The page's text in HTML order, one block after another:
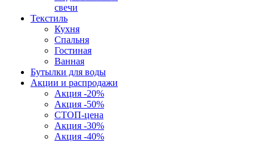
свечи
Текстиль
Кухня
Спальня
Гостиная
Ванная
Бутылки для воды
Акции и распродажи
Акция -20%
Акция -50%
СТОП-цена
Акция -30%
Акция -40%